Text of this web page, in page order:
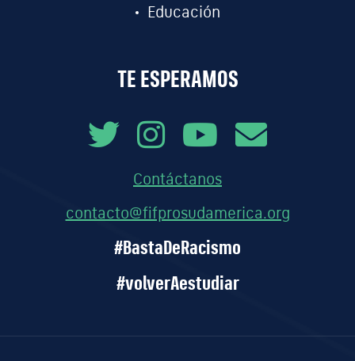
Educación
TE ESPERAMOS
Contáctanos
contacto@fifprosudamerica.org
#BastaDeRacismo
#volverAestudiar